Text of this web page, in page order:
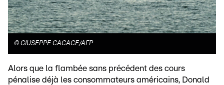
© GIUSEPPE CACACE/AFP
Alors que la flambée sans précédent des cours
pénalise déjà les consommateurs américains, Donald